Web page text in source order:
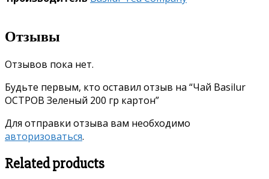
Отзывы
Отзывов пока нет.
Будьте первым, кто оставил отзыв на “Чай Basilur
ОСТРОВ Зеленый 200 гр картон”
Для отправки отзыва вам необходимо
авторизоваться.
Related products